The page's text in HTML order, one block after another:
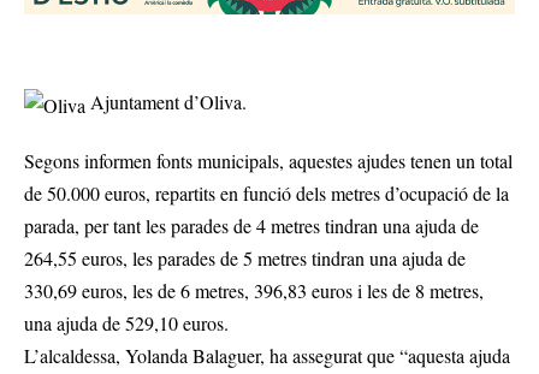
Ajuntament d’Oliva.
Segons informen fonts municipals, aquestes ajudes tenen un total
de 50.000 euros, repartits en funció dels metres d’ocupació de la
parada, per tant les parades de 4 metres tindran una ajuda de
264,55 euros, les parades de 5 metres tindran una ajuda de
330,69 euros, les de 6 metres, 396,83 euros i les de 8 metres,
una ajuda de 529,10 euros.
L’alcaldessa, Yolanda Balaguer, ha assegurat que “aquesta ajuda